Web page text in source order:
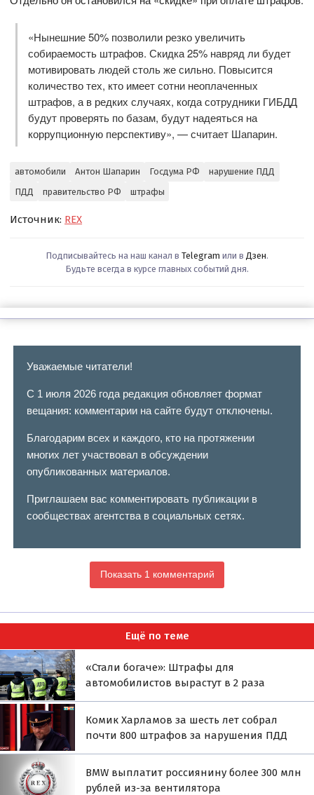
«Нынешние 50% позволили резко увеличить
собираемость штрафов. Скидка 25% навряд ли будет
мотивировать людей столь же сильно. Повысится
количество тех, кто имеет сотни неоплаченных
штрафов, а в редких случаях, когда сотрудники ГИБДД
будут проверять по базам, будут надеяться на
коррупционную перспективу», — считает Шапарин.
автомобили Антон Шапарин Госдума РФ
нарушение ПДД
ПДД
правительство РФ штрафы
Источник: REX
Подписывайтесь на наш канал в Telegram или в Дзен.
Будьте всегда в курсе главных событий дня.
Уважаемые читатели!
С 1 июля 2026 года редакция обновляет формат
вещания: комментарии на сайте будут отключены.
Благодарим всех и каждого, кто на протяжении
многих лет участвовал в обсуждении
опубликованных материалов.
Приглашаем вас комментировать публикации в
сообществах агентства в социальных сетях.
Показать 1 комментарий
Ещё по теме
«Стали богаче»: Штрафы для
автомобилистов вырастут в 2 раза
Комик Харламов за шесть лет собрал
почти 800 штрафов за нарушения ПДД
BMW выплатит россиянину более 300 млн
рублей из-за вентилятора